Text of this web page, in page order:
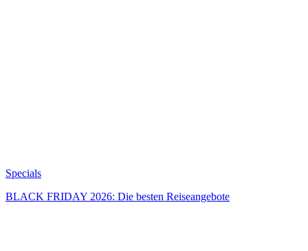
Specials
BLACK FRIDAY 2026: Die besten Reiseangebote